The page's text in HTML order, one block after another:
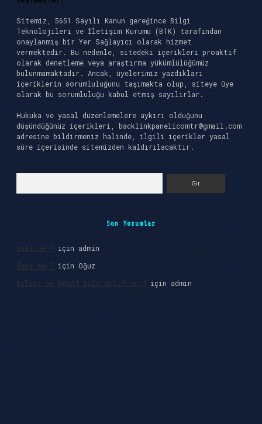
Sitemiz, 5651 Sayılı Kanun gereğince Bilgi
Teknolojileri ve İletişim Kurumu (BTK) tarafından
onaylanmış bir Yer Sağlayıcı olarak hizmet
vermektedir. Bu nedenle, sitedeki içerikleri proaktif
olarak denetleme veya araştırma yükümlülüğümüz
bulunmamaktadır. Ancak, üyelerimiz yazdıkları
içeriklerin sorumluluğunu taşımakta olup, siteye üye
olarak bu sorumluluğu kabul etmiş sayılırlar.
Hukuka ve yasal düzenlemelere aykırı olduğunu
düşündüğünüz içerikleri, backlinkpanelicomtr@gmail.com
adresine bildirmeniz halinde, ilgili içerikler yasal
süre içerisinde sitemizden kaldırılacaktır.
Son Yorumlar
Seki ne ? için admin
Seki ne ? için Oğuz
Bilsat ve RASAT hala aktif mi ? için admin